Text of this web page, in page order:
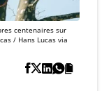
centenaires sur
/ Hans Lucas via